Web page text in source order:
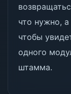
что нужно,
чтобы
одного
штамма.